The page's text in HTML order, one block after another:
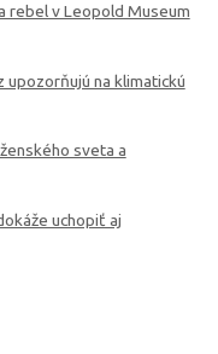
rebel v Leopold Museum
upozorňujú na klimatickú
sveta a
uchopiť aj